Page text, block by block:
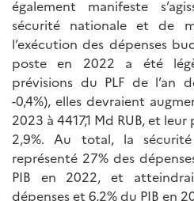
également manifeste
sécurité nationale et de
l’exécution des dépenses
poste en 2022 a été
prévisions du PLF de l’an
-0,4%), elles devraient
2023 à 4417,1 Md RUB, et
2,9%. Au total, la
représenté 27% des
PIB en 2022, et
dépenses et 6,2% du PIB en